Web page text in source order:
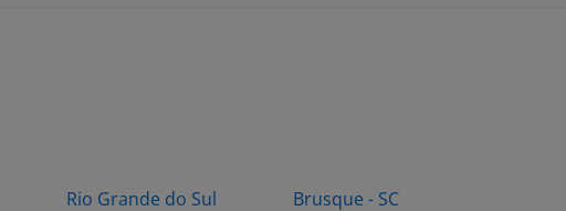
Rio Grande do Sul
Brusque - SC